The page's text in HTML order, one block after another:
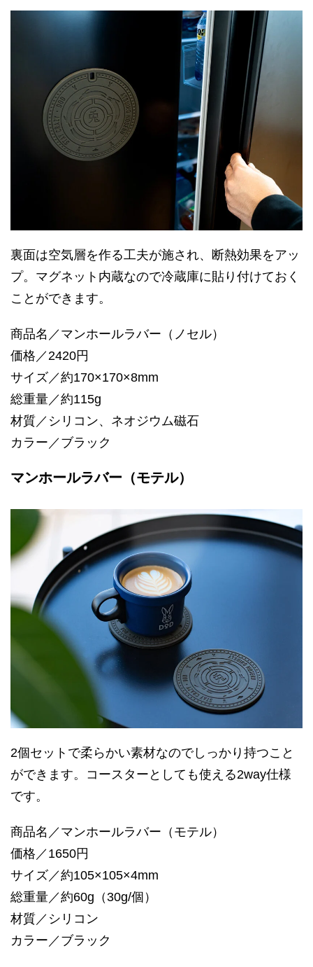
裏面は空気層を作る工夫が施され、断熱効果をアッ
プ。マグネット内蔵なので冷蔵庫に貼り付けておく
ことができます。
商品名／マンホールラバー（ノセル）
価格／2420円
サイズ／約170×170×8mm
総重量／約115g
材質／シリコン、ネオジウム磁石
カラー／ブラック
マンホールラバー（モテル）
2個セットで柔らかい素材なのでしっかり持つこと
ができます。コースターとしても使える2way仕様
です。
商品名／マンホールラバー（モテル）
価格／1650円
サイズ／約105×105×4mm
総重量／約60g（30g/個）
材質／シリコン
カラー／ブラック